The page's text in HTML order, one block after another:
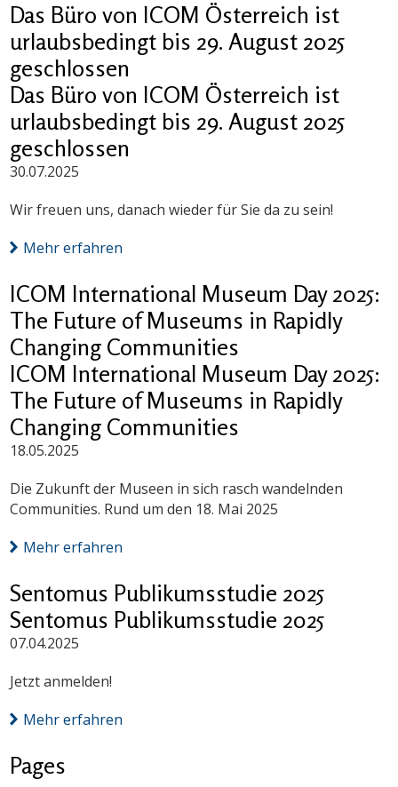
Das Büro von ICOM Österreich ist
urlaubsbedingt bis 29. August 2025
geschlossen
Das Büro von ICOM Österreich ist
urlaubsbedingt bis 29. August 2025
geschlossen
30.07.2025
Wir freuen uns, danach wieder für Sie da zu sein!
Mehr erfahren
ICOM International Museum Day 2025:
The Future of Museums in Rapidly
Changing Communities
ICOM International Museum Day 2025:
The Future of Museums in Rapidly
Changing Communities
18.05.2025
Die Zukunft der Museen in sich rasch wandelnden
Communities. Rund um den 18. Mai 2025
Mehr erfahren
Sentomus Publikumsstudie 2025
Sentomus Publikumsstudie 2025
07.04.2025
Jetzt anmelden!
Mehr erfahren
Pages